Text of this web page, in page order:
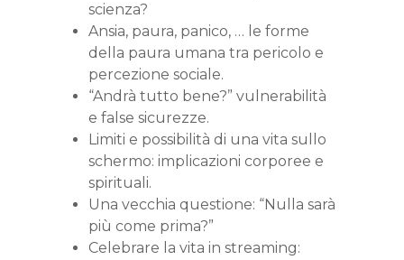
scienza?
Ansia, paura, panico, … le forme
della paura umana tra pericolo e
percezione sociale.
“Andrà tutto bene?” vulnerabilità
e false sicurezze.
Limiti e possibilità di una vita sullo
schermo: implicazioni corporee e
spirituali.
Una vecchia questione: “Nulla sarà
più come prima?”
Celebrare la vita in streaming: